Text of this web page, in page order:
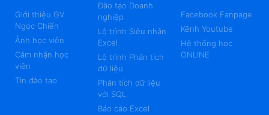
Giới thiệu GV
Ngọc Chiến
Ảnh học viên
Cảm nhận học
viên
Tin đào tạo
Đào tạo Doanh
nghiệp
Lộ trình Siêu nhân
Excel
Lộ trình Phân tích
dữ liệu
Phân tích dữ liệu
với SQL
Báo cáo Excel
Facebook Fanpage
Kênh Youtube
Hệ thống học
ONLINE